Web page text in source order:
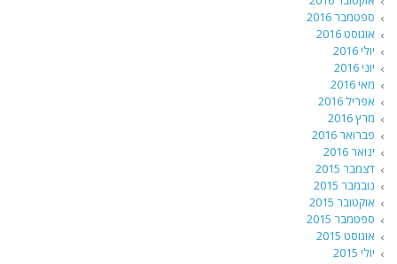
ספטמבר 2016
אוגוסט 2016
יולי 2016
יוני 2016
מאי 2016
אפריל 2016
מרץ 2016
פברואר 2016
ינואר 2016
דצמבר 2015
נובמבר 2015
אוקטובר 2015
ספטמבר 2015
אוגוסט 2015
יולי 2015